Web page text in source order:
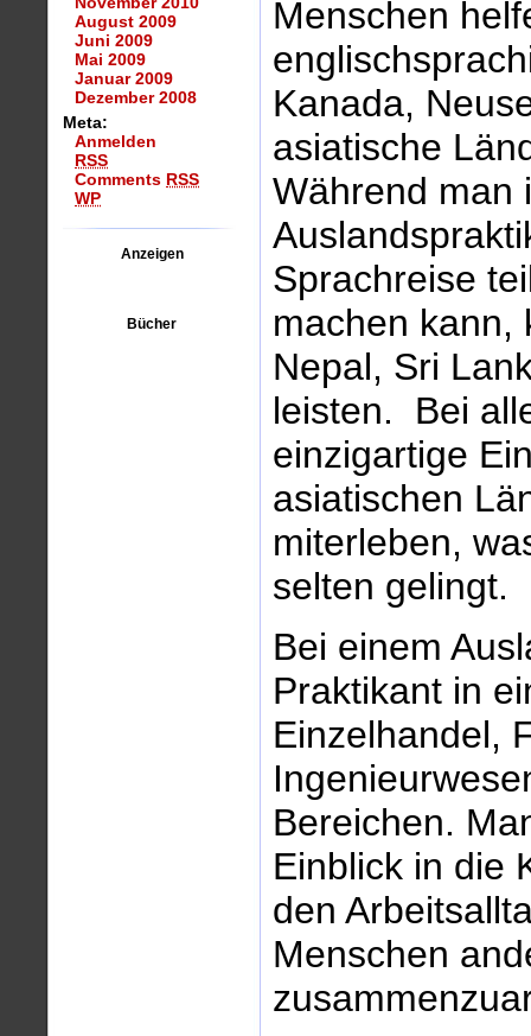
August 2009
Juni 2009
Mai 2009
Januar 2009
Dezember 2008
Meta:
Anmelden
RSS
Comments RSS
WP
Anzeigen
Bücher
Menschen
Kanada,
asiatische
Während man
Sprachreise
machen kann,
Nepal, Sri
leisten. Bei
einzigartige
asiatischen
miterleben,
selten gelingt.
Bei einem
Praktikant in
Einzelhandel,
Bereichen.
Einblick in die
den
Menschen